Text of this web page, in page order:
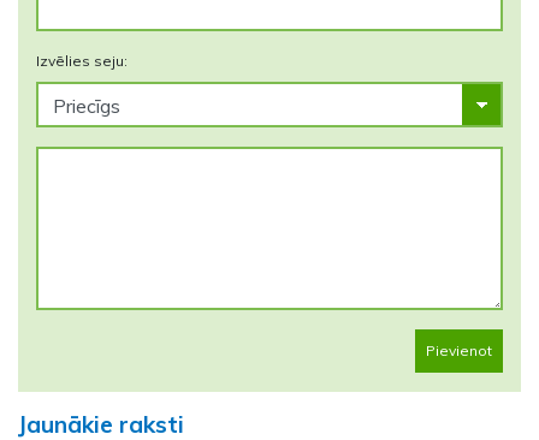
Izvēlies seju:
Pievienot
Jaunākie raksti